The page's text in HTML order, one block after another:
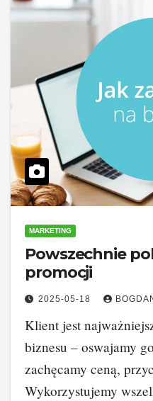
MARKETING
Powszechnie
promocji
2025-05-18
Klient jest
biznesu – oswajamy
zachęcamy ceną,
Wykorzystujemy